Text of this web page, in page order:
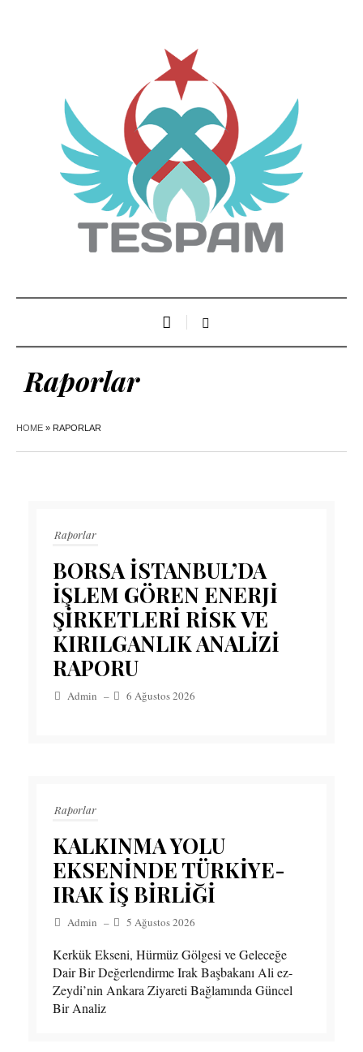
Raporlar
HOME » RAPORLAR
Raporlar
BORSA İSTANBUL’DA
İŞLEM GÖREN ENERJİ
ŞİRKETLERİ RİSK VE
KIRILGANLIK ANALİZİ
RAPORU
Admin – 6 Ağustos 2026
Raporlar
KALKINMA YOLU
EKSENİNDE TÜRKİYE-
IRAK İŞ BİRLİĞİ
Admin – 5 Ağustos 2026
Kerkük Ekseni, Hürmüz Gölgesi ve Geleceğe
Dair Bir Değerlendirme Irak Başbakanı Ali ez-
Zeydi’nin Ankara Ziyareti Bağlamında Güncel
Bir Analiz